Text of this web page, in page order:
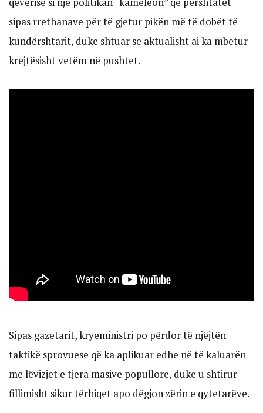
sipas rrethanave për të gjetur pikën më të dobët të
kundërshtarit, duke shtuar se aktualisht ai ka mbetur
krejtësisht vetëm në pushtet.
Sipas gazetarit, kryeministri po përdor të njëjtën
taktikë sprovuese që ka aplikuar edhe në të kaluarën
me lëvizjet e tjera masive popullore, duke u shtirur
fillimisht sikur tërhiqet apo dëgjon zërin e qytetarëve.